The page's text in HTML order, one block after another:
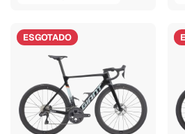
ESGOTADO